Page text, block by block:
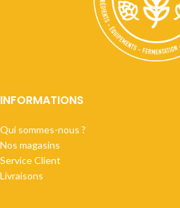
INFORMATIONS
Qui sommes-nous ?
Nos magasins
Service Client
Livraisons